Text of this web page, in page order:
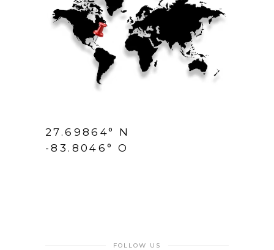
27.69864° N
-83.8046° O
FOLLOW US